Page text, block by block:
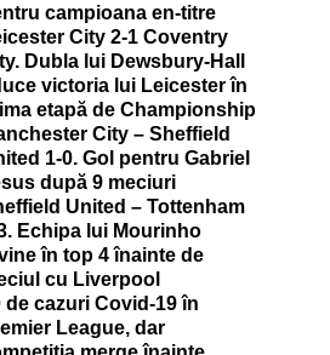
campioana en-titre
City 2-1 Coventry
Dubla lui Dewsbury-Hall
victoria lui Leicester în
etapă de Championship
City – Sheffield
1-0. Gol pentru Gabriel
după 9 meciuri
United – Tottenham
Echipa lui Mourinho
în top 4 înainte de
cu Liverpool
de cazuri Covid-19 în
League, dar